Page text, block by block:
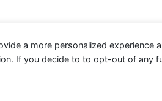
a more personalized experience
If you decide to to opt-out of any